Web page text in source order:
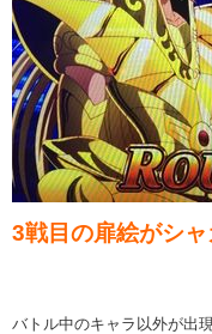
3戦目の扉絵がシャ
バトル中のキャラ以外が出